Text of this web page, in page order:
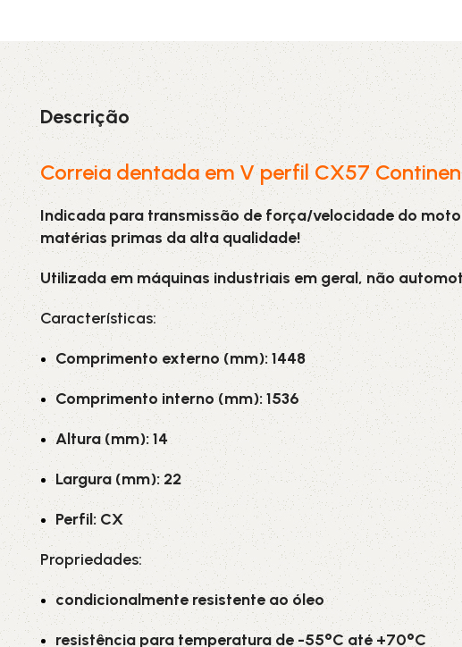
XPA XPB XPZ
Descrição
Correia dentada em V perfil CX57
Indicada para transmissão de força/velocidade do
matérias primas da alta qualidade!
Utilizada em máquinas industriais em geral, não
Características:
Comprimento externo (mm): 1448
Comprimento interno (mm): 1536
Altura (mm): 14
Largura (mm): 22
Perfil: CX
Propriedades:
condicionalmente resistente ao óleo
resistência para temperatura de -55°C até +70°C